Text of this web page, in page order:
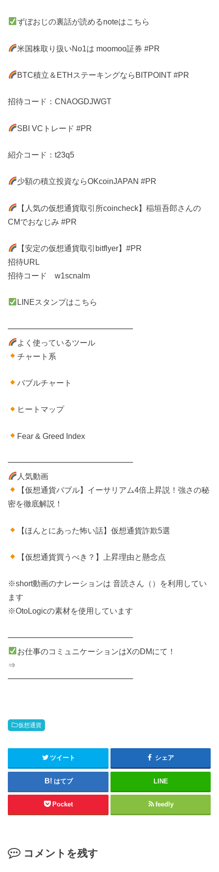
ずぼおじの裏話が読めるnoteはこちら
米国株取り扱いNo1は moomoo証券 #PR
BTC積立＆ETHステーキングならBITPOINT #PR
招待コード：CNAOGDJWGT
SBI VCトレード #PR
紹介コード：t23q5
少額の積立投資ならOKcoinJAPAN #PR
【人気の仮想通貨取引所coincheck】稲垣吾郎さんの
CMでおなじみ #PR
【安定の仮想通貨取引bitflyer】#PR
招待URL
招待コード w1scnalm
LINEスタンプはこちら
━━━━━━━━━━━━━━━━
よく使っているツール
チャート系
バブルチャート
ヒートマップ
Fear & Greed Index
━━━━━━━━━━━━━━━━
人気動画
【仮想通貨バブル】イーサリアム4倍上昇説！強さの秘
密を徹底解説！
【ほんとにあった怖い話】仮想通貨詐欺5選
【仮想通貨買うべき？】上昇理由と懸念点
※short動画のナレーションは 音読さん（）を利用してい
ます
※OtoLogicの素材を使用しています
━━━━━━━━━━━━━━━━
お仕事のコミュニケーションはXのDMにて！
⇒
━━━━━━━━━━━━━━━━
仮想通貨
ツイート シェア
はてブ LINE
Pocket feedly
コメントを残す